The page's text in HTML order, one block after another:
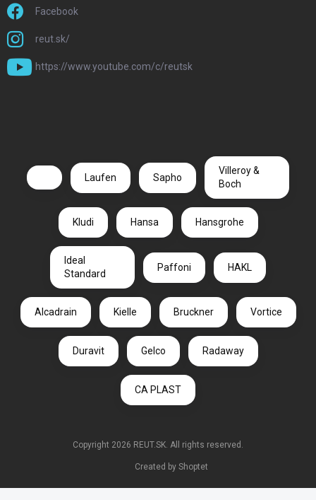
Facebook
reut.sk/
https://www.youtube.com/c/reutsk
Laufen Sapho
Villeroy &
Boch
Kludi Hansa Hansgrohe
Ideal
Standard
Paffoni HAKL
Alcadrain Kielle Bruckner Vortice
Duravit Gelco Radaway
CA PLAST
Created by Shoptet
Copyright 2026 REUT.SK. All rights reserved.